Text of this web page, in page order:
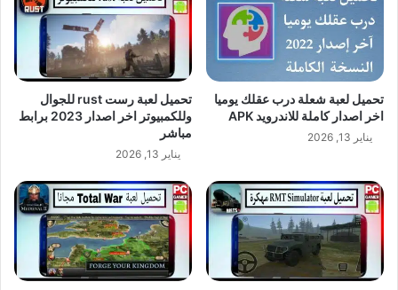
تحميل لعبة شعلة درب عقلك يوميا
اخر اصدار كاملة للاندرويد APK
يناير 13, 2026
تحميل لعبة رست rust للجوال
وللكمبيوتر اخر اصدار 2023 برابط
مباشر
يناير 13, 2026